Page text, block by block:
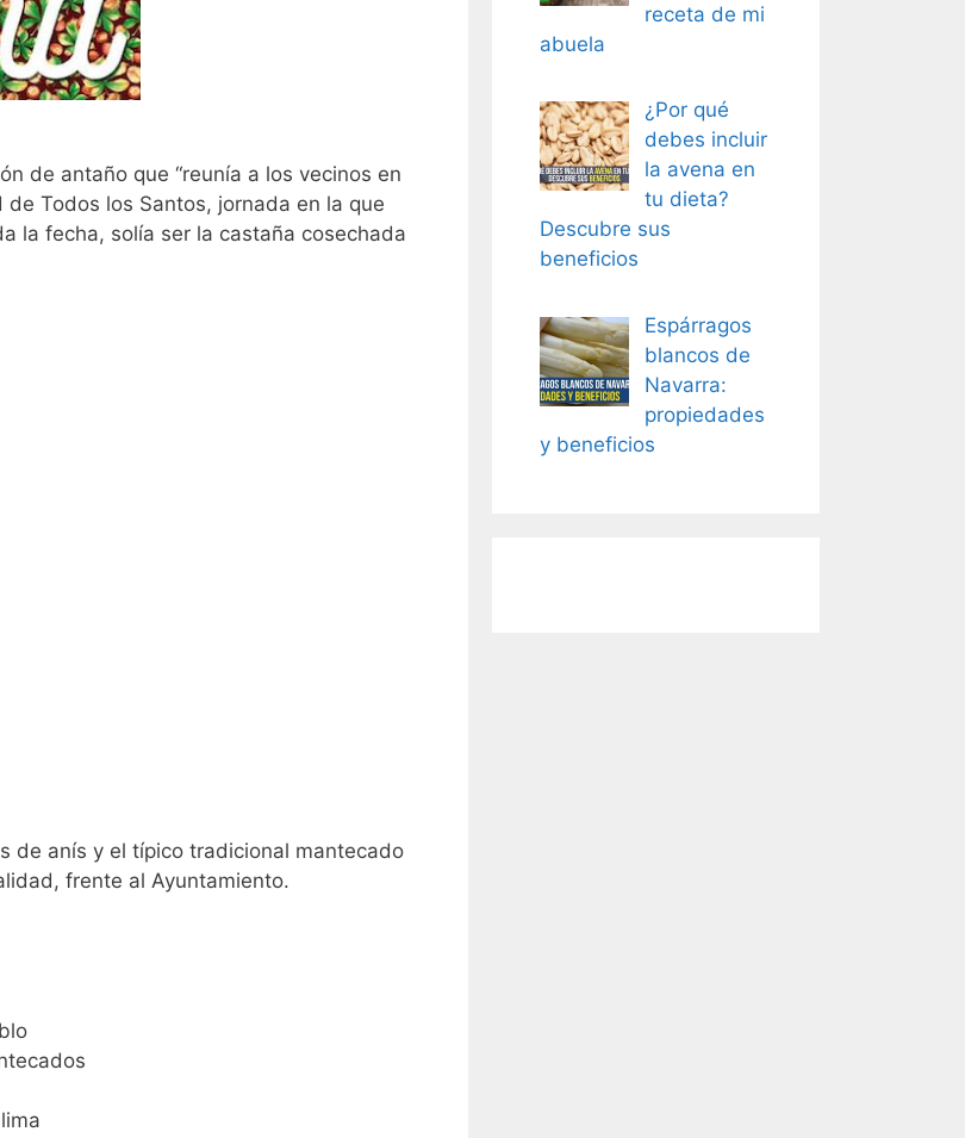
de antaño que “reunía a los vecinos en
Todos los Santos, jornada en la que
la fecha, solía ser la castaña cosechada
de anís y el típico tradicional mantecado
frente al Ayuntamiento.
receta de mi
abuela
¿Por qué
debes incluir
la avena en
tu dieta?
Descubre sus
beneficios
Espárragos
blancos de
Navarra:
propiedades
y beneficios